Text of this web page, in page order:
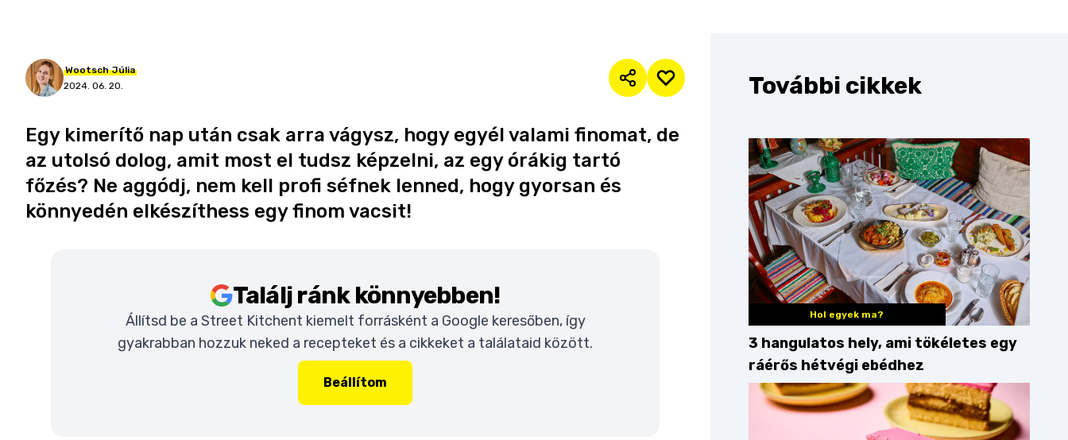
Wootsch Júlia
2024. 06. 20.
Egy kimerítő nap után csak arra vágysz, hogy egyél valami finomat, de
az utolsó dolog, amit most el tudsz képzelni, az egy órákig tartó
főzés? Ne aggódj, nem kell profi séfnek lenned, hogy gyorsan és
könnyedén elkészíthess egy finom vacsit!
Találj ránk könnyebben!
Állítsd be a Street Kitchent kiemelt forrásként a Google keresőben, így
gyakrabban hozzuk neked a recepteket és a cikkeket a találataid között.
Beállítom
További cikkek
Hol egyek ma?
3 hangulatos hely, ami tökéletes egy
ráérős hétvégi ebédhez